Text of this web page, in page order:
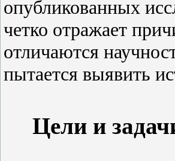
опубликованных
четко отражает
отличаются
пытается выявить
Цели и